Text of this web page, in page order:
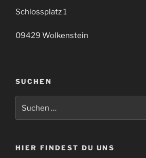
Schlossplatz 1
09429 Wolkenstein
SUCHEN
nach:
HIER FINDEST DU UNS